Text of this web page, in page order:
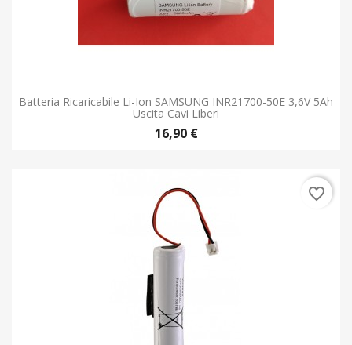
Batteria Ricaricabile Li-Ion SAMSUNG INR21700-50E 3,6V 5Ah
Uscita Cavi Liberi
16,90 €
favorite_border